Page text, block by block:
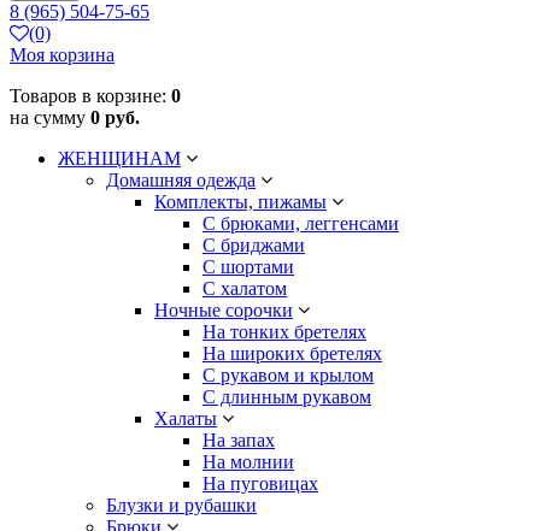
8 (965) 504-75-65
(0)
Моя корзина
Товаров в корзине: 0
на сумму 0 руб.
ЖЕНЩИНАМ
Домашняя одежда
Комплекты, пижамы
С брюками, леггенсами
С бриджами
С шортами
С халатом
Ночные сорочки
На тонких бретелях
На широких бретелях
С рукавом и крылом
С длинным рукавом
Халаты
На запах
На молнии
На пуговицах
Блузки и рубашки
Брюки